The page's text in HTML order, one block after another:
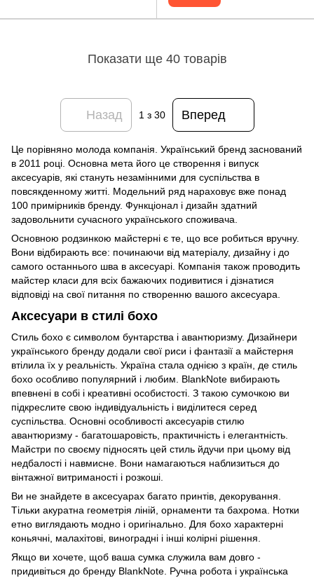
Показати ще 40 товарів
Назад 1 з 30 Вперед
Це порівняно молода компанія. Український бренд заснований
в 2011 році. Основна мета його це створення і випуск
аксесуарів, які стануть незамінними для суспільства в
повсякденному житті. Модельний ряд нараховує вже понад
100 примірників бренду. Функціонал і дизайн здатний
задовольнити сучасного українського споживача.
Основною родзинкою майстерні є те, що все робиться вручну.
Вони відбирають все: починаючи від матеріалу, дизайну і до
самого останнього шва в аксесуарі. Компанія також проводить
майстер класи для всіх бажаючих подивитися і дізнатися
відповіді на свої питання по створенню вашого аксесуара.
Аксесуари в стилі бохо
Стиль бохо є символом бунтарства і авантюризму. Дизайнери
українського бренду додали свої риси і фантазії а майстерня
втілила їх у реальність. Україна стала однією з країн, де стиль
бохо особливо популярний і любим. BlankNote вибирають
впевнені в собі і креативні особистості. З такою сумочкою ви
підкреслите свою індивідуальність і виділитеся серед
суспільства. Основні особливості аксесуарів стилю
авантюризму - багатошаровість, практичність і елегантність.
Майстри по своєму підносять цей стиль йдучи при цьому від
недбалості і навмисне. Вони намагаються наблизиться до
вінтажної витриманості і розкоші.
Ви не знайдете в аксесуарах багато принтів, декорування.
Тільки акуратна геометрія ліній, орнаменти та бахрома. Нотки
етно виглядають модно і оригінально. Для бохо характерні
коньячні, малахітові, виноградні і інші колірні рішення.
Якщо ви хочете, щоб ваша сумка служила вам довго -
придивіться до бренду BlankNote. Ручна робота і українська